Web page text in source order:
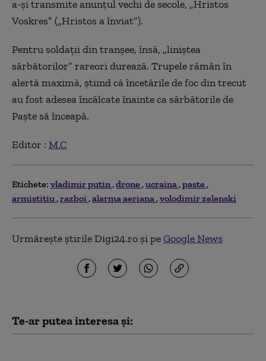
a-și transmite anunțul vechi de secole, „Hristos
Voskres” („Hristos a înviat”).
Pentru soldații din tranșee, însă, „liniștea
sărbătorilor” rareori durează. Trupele rămân în
alertă maximă, știind că încetările de foc din trecut
au fost adesea încălcate înainte ca sărbătorile de
Paște să înceapă.
Editor : M.C
Etichete: vladimir putin drone ucraina paste
armistitiu razboi alarma aeriana volodimir zelenski
Urmărește știrile Digi24.ro și peGoogle News
Te-ar putea interesa și: